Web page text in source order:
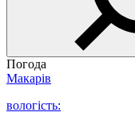
Погода
Макарів
вологість: